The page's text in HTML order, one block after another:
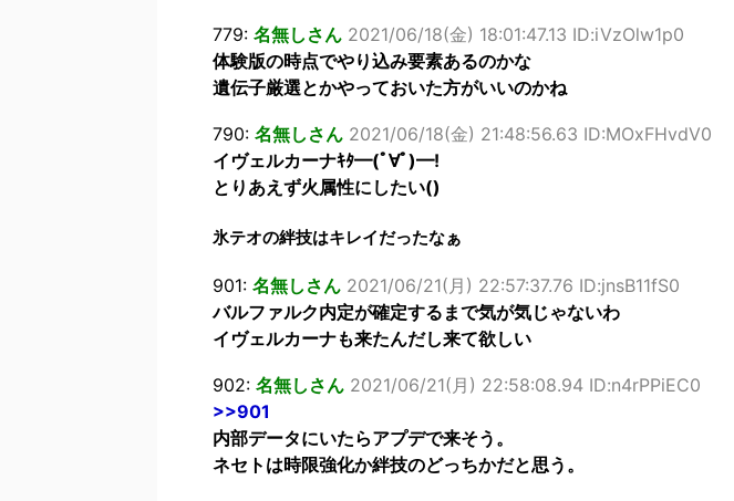
779: 名無しさん 2021/06/18(金) 18:01:47.13 ID:iVzOlw1p0
体験版の時点でやり込み要素あるのかな
遺伝子厳選とかやっておいた方がいいのかね
790: 名無しさん 2021/06/18(金) 21:48:56.63 ID:MOxFHvdV0
イヴェルカーナｷﾀ━(ﾟ∀ﾟ)━!
とりあえず火属性にしたい()
氷テオの絆技はキレイだったなぁ
901: 名無しさん 2021/06/21(月) 22:57:37.76 ID:jnsB11fS0
バルファルク内定が確定するまで気が気じゃないわ
イヴェルカーナも来たんだし来て欲しい
902: 名無しさん 2021/06/21(月) 22:58:08.94 ID:n4rPPiEC0
>>901
内部データにいたらアプデで来そう。
ネセトは時限強化か絆技のどっちかだと思う。